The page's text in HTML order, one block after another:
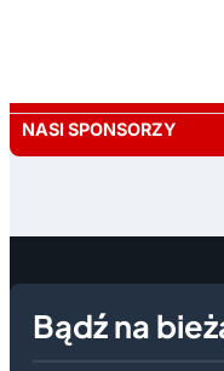
NASI SPONSORZY
Bądź na